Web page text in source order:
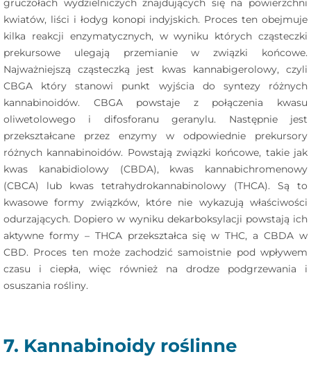
gruczołach wydzielniczych znajdujących się na powierzchni
kwiatów, liści i łodyg konopi indyjskich. Proces ten obejmuje
kilka reakcji enzymatycznych, w wyniku których cząsteczki
prekursowe ulegają przemianie w związki końcowe.
Najważniejszą cząsteczką jest kwas kannabigerolowy, czyli
CBGA który stanowi punkt wyjścia do syntezy różnych
kannabinoidów. CBGA powstaje z połączenia kwasu
oliwetolowego i difosforanu geranylu. Następnie jest
przekształcane przez enzymy w odpowiednie prekursory
różnych kannabinoidów. Powstają związki końcowe, takie jak
kwas kanabidiolowy (CBDA), kwas kannabichromenowy
(CBCA) lub kwas tetrahydrokannabinolowy (THCA). Są to
kwasowe formy związków, które nie wykazują właściwości
odurzających. Dopiero w wyniku dekarboksylacji powstają ich
aktywne formy – THCA przekształca się w THC, a CBDA w
CBD. Proces ten może zachodzić samoistnie pod wpływem
czasu i ciepła, więc również na drodze podgrzewania i
osuszania rośliny.
7. Kannabinoidy roślinne